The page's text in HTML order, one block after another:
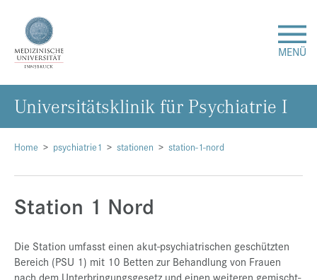
MENÜ
Forschung
Studium & Lehre
Internationales
Home psychiatrie1 stationen station-1-nord
Station 1 Nord
Die Station umfasst einen akut-psychiatrischen geschützten
Bereich (PSU 1) mit 10 Betten zur Behandlung von Frauen
nach dem Unterbringungsgesetz und einen weiteren gemischt-
Uni­ver­si­täts­kli­nik für Psych­ia­trie I